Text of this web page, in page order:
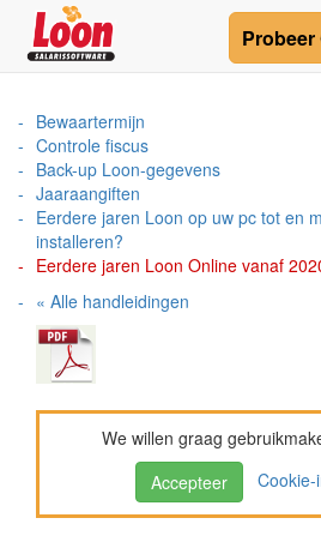
Probeer
Bewaartermijn
Controle fiscus
Back-up Loon-gegevens
Jaaraangiften
Eerdere jaren Loon op uw pc tot en
installeren?
Eerdere jaren Loon Online vanaf
« Alle handleidingen
We willen graag
Accepteer
Cookie-